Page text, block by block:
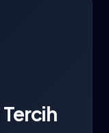
Tercih